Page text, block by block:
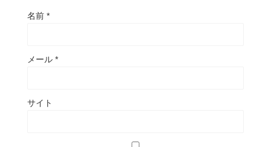
名前 *
メール *
サイト